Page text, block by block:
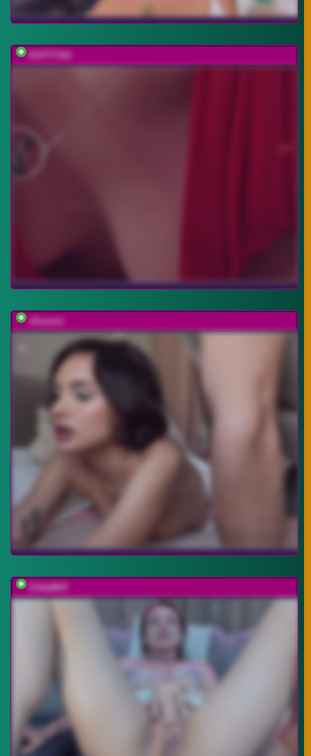
KOTTYAA
elisonni
EditaMilf